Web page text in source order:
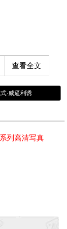
查看全文
·威逼利诱
列高清写真